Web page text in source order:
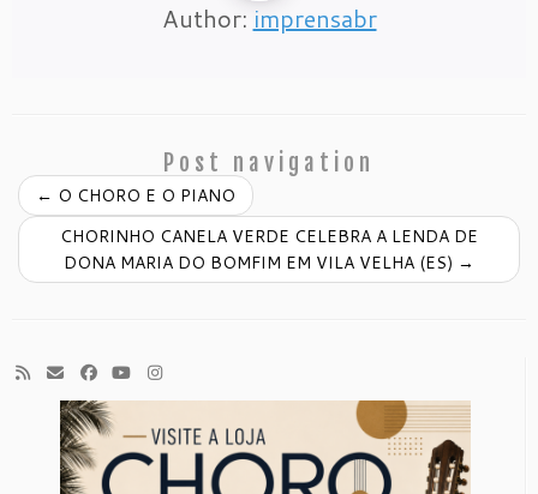
Author: imprensabr
Post navigation
← O CHORO E O PIANO
CHORINHO CANELA VERDE CELEBRA A LENDA DE
DONA MARIA DO BOMFIM EM VILA VELHA (ES) →